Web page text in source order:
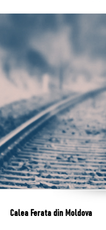
Calea Ferata din Moldova